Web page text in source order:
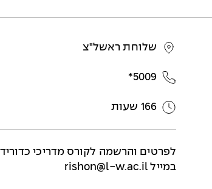
שלוחת ראשל"צ
5009*
166 שעות
במייל rishon@l-w.ac.il